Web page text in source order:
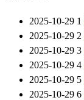
2025-10-29 1
2025-10-29 2
2025-10-29 3
2025-10-29 4
2025-10-29 5
2025-10-29 6